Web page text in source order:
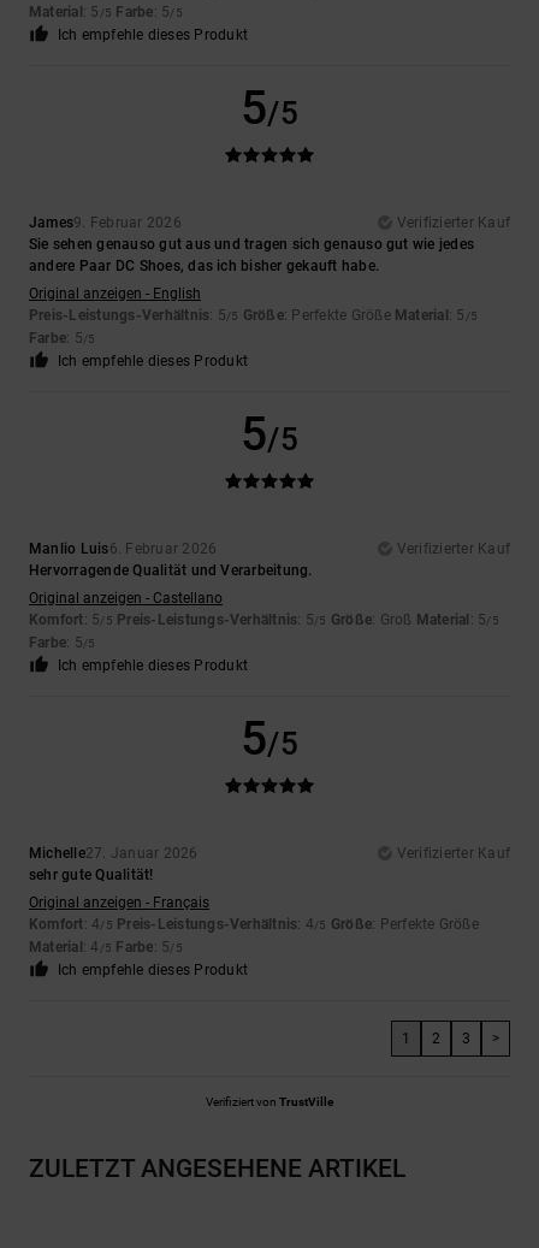
Material : 5 /5 Farbe: 5/5
Ich empfehle dieses Produkt
5/5
James9. Februar 2026
Verifizierter Kauf
Sie sehen genauso gut aus und tragen sich genauso gut wie jedes
andere Paar DC Shoes, das ich bisher gekauft habe.
Original anzeigen - English
Preis-Leistungs-Verhältnis: 5/5 Größe: Perfekte Größe Material : 5 /5
Farbe: 5/5
Ich empfehle dieses Produkt
5/5
Manlio Luis6. Februar 2026
Verifizierter Kauf
Hervorragende Qualität und Verarbeitung.
Original anzeigen - Castellano
Komfort: 5/5 Preis-Leistungs-Verhältnis: 5/5 Größe: Groß Material : 5/5
Farbe: 5/5
Ich empfehle dieses Produkt
5/5
Michelle27. Januar 2026
Verifizierter Kauf
sehr gute Qualität!
Original anzeigen - Français
Komfort: 4/5 Preis-Leistungs-Verhältnis: 4/5 Größe: Perfekte Größe
Material : 4 /5 Farbe: 5/5
Ich empfehle dieses Produkt
1 2 3 >
Verifiziert von TrustVille
ZULETZT ANGESEHENE ARTIKEL